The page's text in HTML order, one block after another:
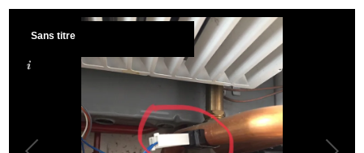
Sans titre